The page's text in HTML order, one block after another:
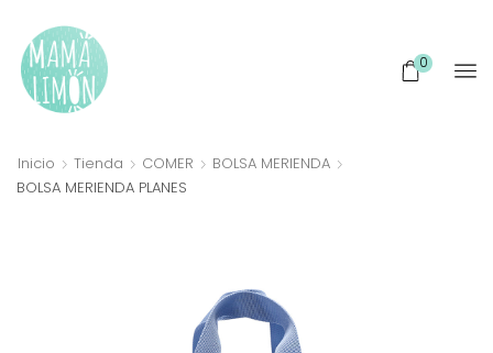
0
Inicio Tienda COMER
BOLSA MERIENDA
BOLSA MERIENDA PLANES